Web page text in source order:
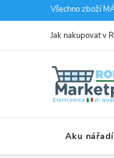
na
Všechno zboží
Jak nakupovat v
Aku nářadí